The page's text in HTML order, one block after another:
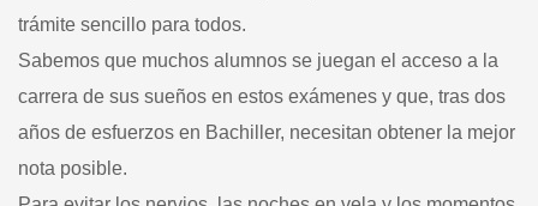
trámite sencillo para todos.
Sabemos que muchos alumnos se juegan el acceso a la
carrera de sus sueños en estos exámenes y que, tras dos
años de esfuerzos en Bachiller, necesitan obtener la mejor
nota posible.